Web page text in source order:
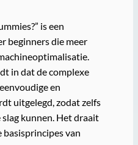
is een
beginners die meer
in dat de complexe
en
uitgelegd, zodat zelfs
slag kunnen. Het draait
basisprincipes van